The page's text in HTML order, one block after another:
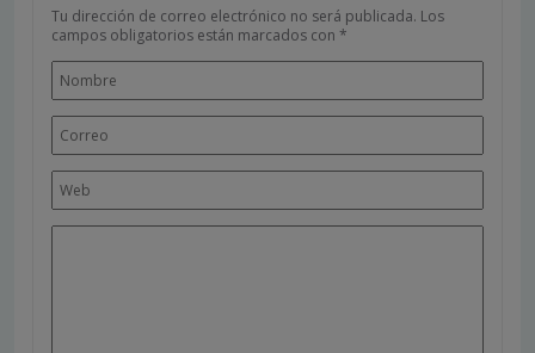
Tu dirección de correo electrónico no será publicada. Los
campos obligatorios están marcados con *